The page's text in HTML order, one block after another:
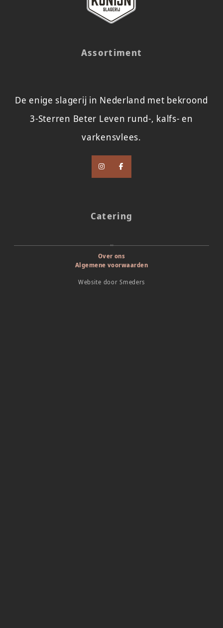
Assortiment
De enige slagerij in Nederland met bekroond
3-Sterren Beter Leven rund-, kalfs- en
varkensvlees.
Catering
Over ons
Algemene voorwaarden
Website doorSmeders